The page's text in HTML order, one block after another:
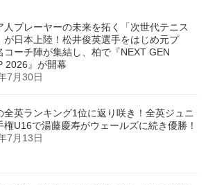
人プレーヤーの未来を拓く「次世代テニス
が日本上陸！松井俊英選手をはじめ元プ
コーチ陣が集結し、柏で『NEXT GEN
2026』が開幕
7月30日
全英ランキング1位に返り咲き！全英ジュニ
権U16で湯藤慶寿がウェールズに続き優勝！
7月13日